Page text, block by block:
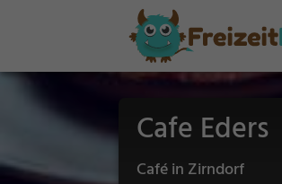
Cafe Eders
Café in Zirndorf